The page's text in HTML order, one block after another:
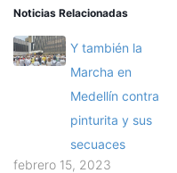
Noticias Relacionadas
Y también la
Marcha en
Medellín contra
pinturita y sus
secuaces
febrero 15, 2023